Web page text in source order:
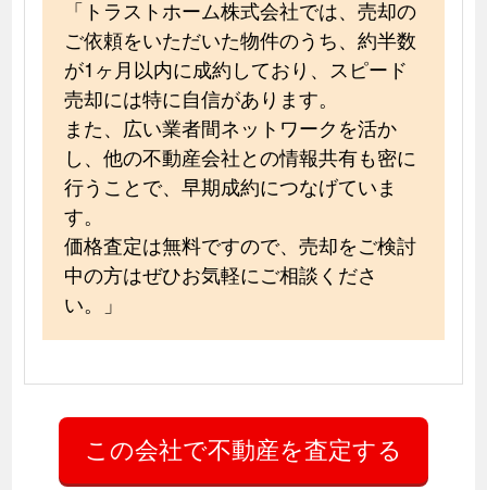
「トラストホーム株式会社では、売却の
ご依頼をいただいた物件のうち、約半数
が1ヶ月以内に成約しており、スピード
売却には特に自信があります。
また、広い業者間ネットワークを活か
し、他の不動産会社との情報共有も密に
行うことで、早期成約につなげていま
す。
価格査定は無料ですので、売却をご検討
中の方はぜひお気軽にご相談くださ
い。」